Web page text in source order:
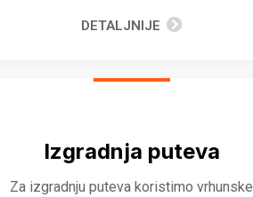
DETALJNIJE
Izgradnja puteva
Za izgradnju puteva koristimo vrhunske